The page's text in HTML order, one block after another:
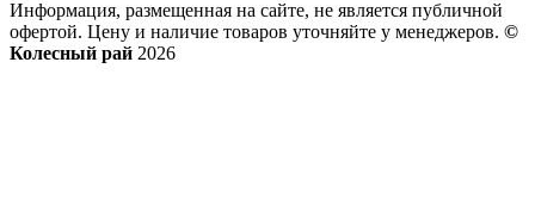
Информация, размещенная на сайте, не является публичной
офертой. Цену и наличие товаров уточняйте у менеджеров. ©
Колесный рай 2026